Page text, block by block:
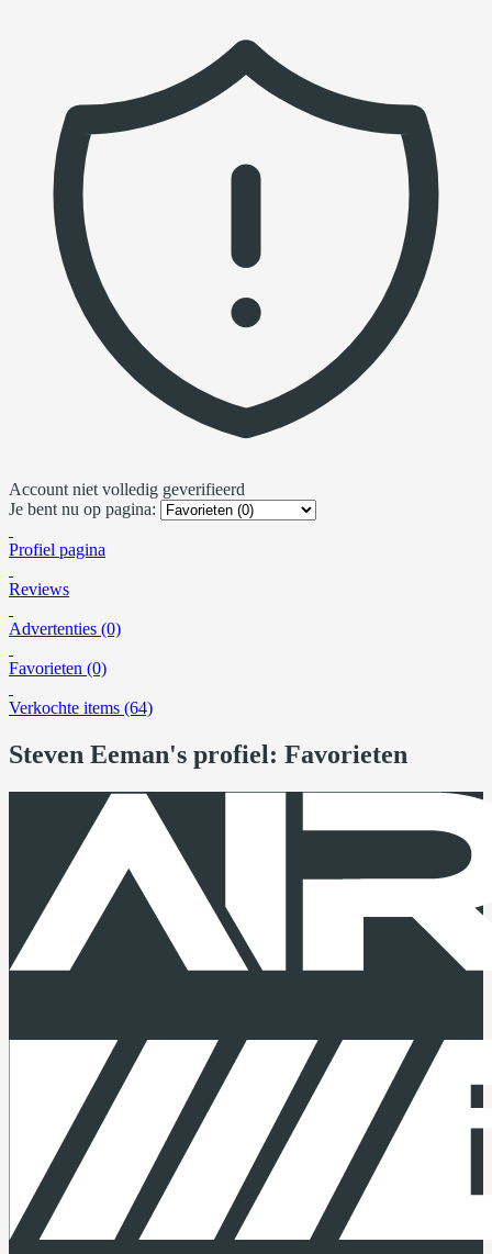
Account niet volledig geverifieerd
Je bent nu op pagina:
Profiel pagina
Reviews
Advertenties (0)
Favorieten (0)
Verkochte items (64)
Steven Eeman's profiel: Favorieten